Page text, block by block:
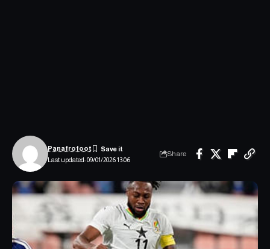
Last updated: 09/01/2026 13:06
Panafrofoot
Share